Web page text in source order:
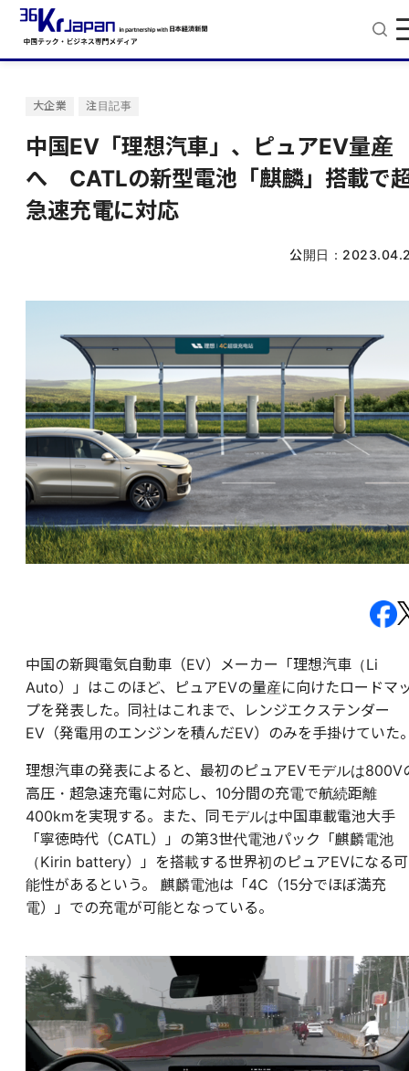
大企業 注目記事
中国EV「理想汽車」、ピュアEV量産
へ CATLの新型電池「麒麟」搭載で
急速充電に対応
公開日：
中国の新興電気自動車（EV）メーカー「理想汽車（Li
Auto）」はこのほど、ピュアEVの量産に向けたロードマ
プを発表した。同社はこれまで、レンジエクステンダー
EV（発電用のエンジンを積んだEV）のみを手掛けていた
理想汽車の発表によると、最初のピュアEVモデルは800V
高圧・超急速充電に対応し、10分間の充電で航続距離
400kmを実現する。また、同モデルは中国車載電池大手
「寧徳時代（CATL）」の第3世代電池パック「麒麟電池
（Kirin battery）」を搭載する世界初のピュアEVになる可
能性があるという。 麒麟電池は「4C（15分でほぼ満充
電）」での充電が可能となっている。